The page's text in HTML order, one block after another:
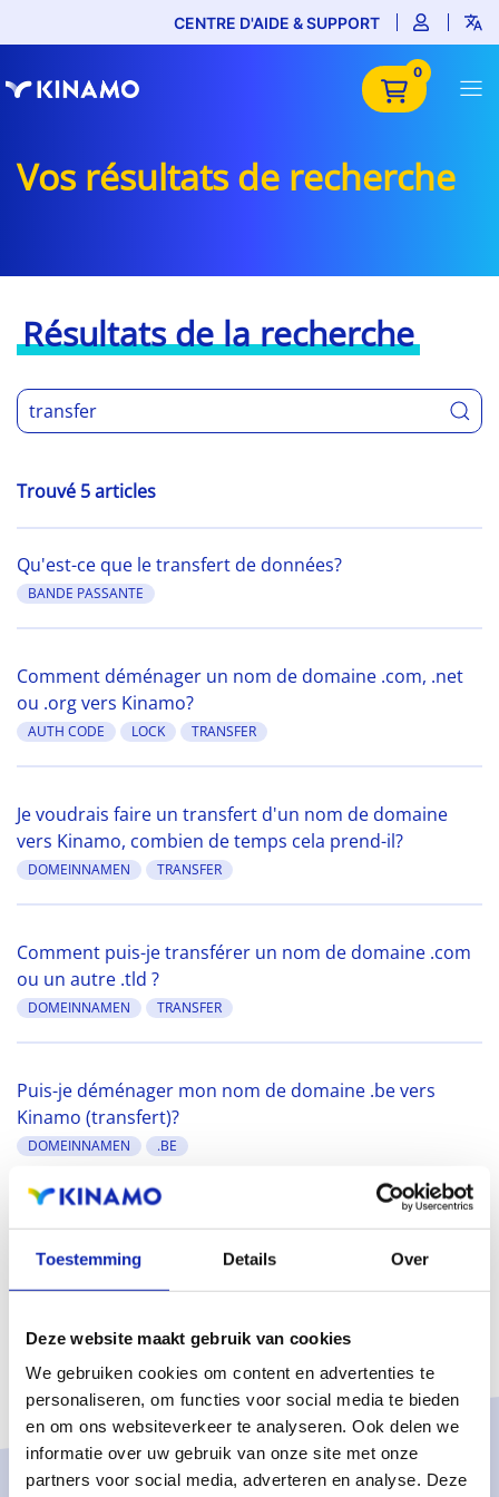
Toestemming Details Over
Deze website maakt gebruik van cookies
We gebruiken cookies om content en advertenties te
personaliseren, om functies voor social media te bieden
en om ons websiteverkeer te analyseren. Ook delen we
informatie over uw gebruik van onze site met onze
partners voor social media, adverteren en analyse. Deze
CENTRE D'AIDE & SUPPORT
0
Vos résultats de recherche
Résultats de la recherche
Trouvé 5 articles
Qu'est-ce que le transfert de données?
BANDE PASSANTE
Comment déménager un nom de domaine .com, .net
ou .org vers Kinamo?
AUTH CODE LOCK TRANSFER
Je voudrais faire un transfert d'un nom de domaine
vers Kinamo, combien de temps cela prend-il?
DOMEINNAMEN TRANSFER
Comment puis-je transférer un nom de domaine .com
ou un autre .tld ?
DOMEINNAMEN TRANSFER
Puis-je déménager mon nom de domaine .be vers
Kinamo (transfert)?
DOMEINNAMEN .BE